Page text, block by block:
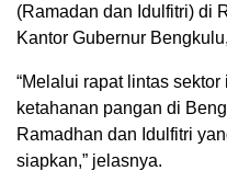
(Ramadan dan Idulfitri) di
Kantor Gubernur
“Melalui rapat lintas
ketahanan pangan di
Ramadhan dan Idulfitri
siapkan,” jelasnya.